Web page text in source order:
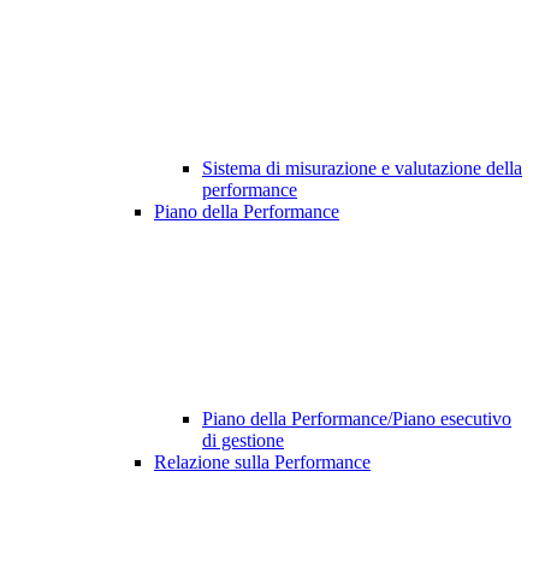
Sistema di misurazione e valutazione della
performance
Piano della Performance
Piano della Performance/Piano esecutivo
di gestione
Relazione sulla Performance